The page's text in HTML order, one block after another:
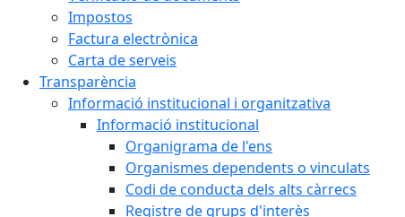
Impostos
Factura electrònica
Carta de serveis
Transparència
Informació institucional i organitzativa
Informació institucional
Organigrama de l'ens
Organismes dependents o vinculats
Codi de conducta dels alts càrrecs
Registre de grups d'interès